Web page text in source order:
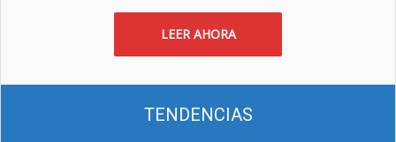
LEER AHORA
TENDENCIAS